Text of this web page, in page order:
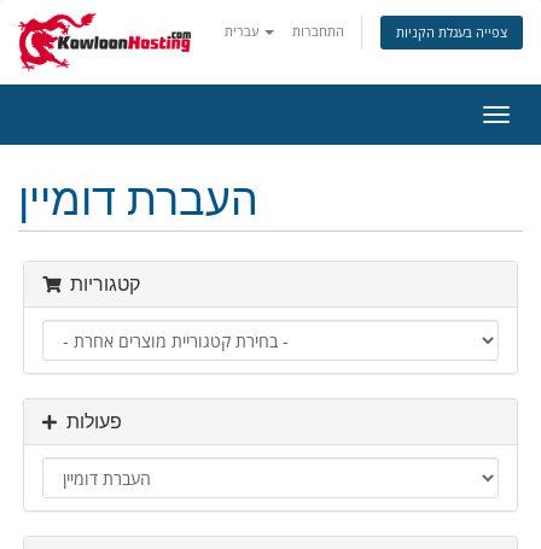
התחברות צפייה בעגלת הקניות
ניווט
העברת דומיין
קטגוריות
פעולות